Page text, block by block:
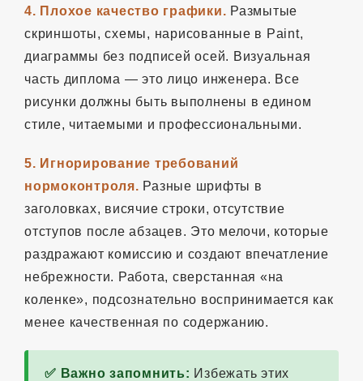
4. Плохое качество графики. Размытые
скриншоты, схемы, нарисованные в Paint,
диаграммы без подписей осей. Визуальная
часть диплома — это лицо инженера. Все
рисунки должны быть выполнены в едином
стиле, читаемыми и профессиональными.
5. Игнорирование требований
нормоконтроля. Разные шрифты в
заголовках, висячие строки, отсутствие
отступов после абзацев. Это мелочи, которые
раздражают комиссию и создают впечатление
небрежности. Работа, сверстанная «на
коленке», подсознательно воспринимается как
менее качественная по содержанию.
✅ Важно запомнить: Избежать этих